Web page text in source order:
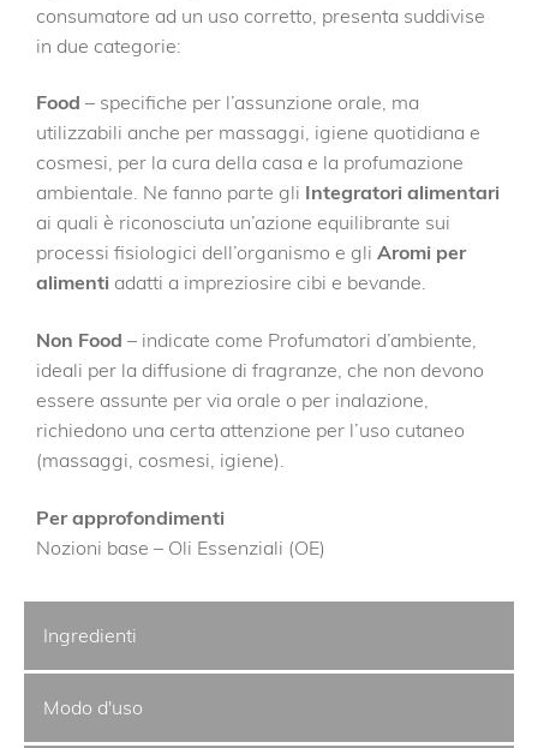
consumatore ad un uso corretto, presenta suddivise
in due categorie:
Food – specifiche per l’assunzione orale, ma
utilizzabili anche per massaggi, igiene quotidiana e
cosmesi, per la cura della casa e la profumazione
ambientale. Ne fanno parte gli Integratori alimentari
ai quali è riconosciuta un’azione equilibrante sui
processi fisiologici dell’organismo e gli Aromi per
alimenti adatti a impreziosire cibi e bevande.
Non Food – indicate come Profumatori d’ambiente,
ideali per la diffusione di fragranze, che non devono
essere assunte per via orale o per inalazione,
richiedono una certa attenzione per l’uso cutaneo
(massaggi, cosmesi, igiene).
Per approfondimenti
Nozioni base – Oli Essenziali (OE)
Ingredienti
Modo d'uso